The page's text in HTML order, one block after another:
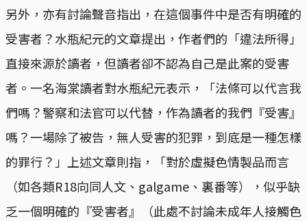
另外，亦有討論聲音指出，在這個事件中是否有明確的
受害者？水瓶紀元的文章提出，作者們的「違法所得」
直接來源於讀者，但讀者卻不認為自己是此案的受害
者。一名海棠讀者對水瓶紀元表示，「法條可以代言我
們嗎？警察和法官可以代替，作為讀者的我們『受害』
嗎？一場除了被告，無人受害的犯罪，到底是一種怎樣
的罪行？」上述文章則指，「對於虛擬色情製品而言
（如各類R18向同人文、galgame、裏番等），似乎缺
乏一個明確的『受害者』（此處不討論未成年人接觸色